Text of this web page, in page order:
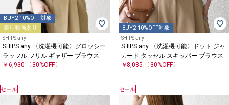
BUY2 10%OFF対象
着用動画あり
SHIPS any
SHIPS any:〈洗濯機可能〉グロッシー
ラッフル フリル ギャザー ブラウス
￥6,930 〔30%OFF〕
BUY2 10%OFF対象
SHIPS any
SHIPS any:〈洗濯機可能〉ドット ジャ
カード タッセル スキッパー ブラウス
￥8,085
〔30%OFF〕
セール セール